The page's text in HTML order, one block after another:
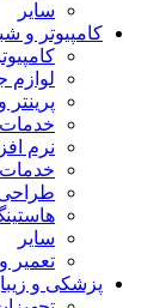
و شبکه
کامپیوتر و
لوازم جانبی
پرینتر و اسکنر
خدمات شبکه
نرم افزار
خدمات اینترنت
طراحی سایت
هاستینگ و دامنه
تعمیر و نگهداری
و زیبایی